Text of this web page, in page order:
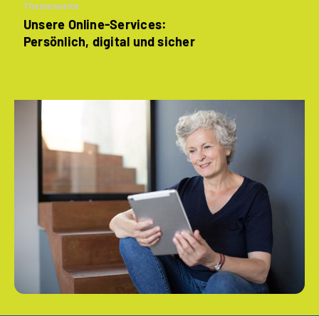
Themenseite
Unsere Online-Services:
Persönlich, digital und sicher